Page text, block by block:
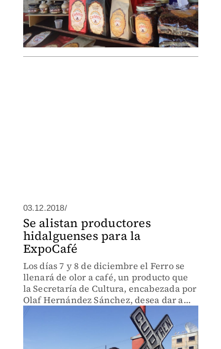
03.12.2018/
Se alistan productores
hidalguenses para la
ExpoCafé
Los días 7 y 8 de diciembre el Ferro se
llenará de olor a café, un producto que
la Secretaría de Cultura, encabezada por
Olaf Hernández Sánchez, desea dar a
conocer a través de esta exposición